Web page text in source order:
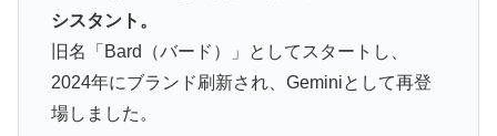
シスタント。
旧名「Bard（バード）」としてスタートし、
2024年にブランド刷新され、Geminiとして再登
場しました。